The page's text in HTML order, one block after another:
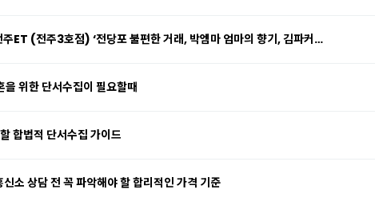
(전주3호점) ‘전당포 불편한 거래, 박엠마 엄마의 향기, 김파커…
위한 단서수집이 필요할때
합법적 단서수집 가이드
소 상담 전 꼭 파악해야 할 합리적인 가격 기준